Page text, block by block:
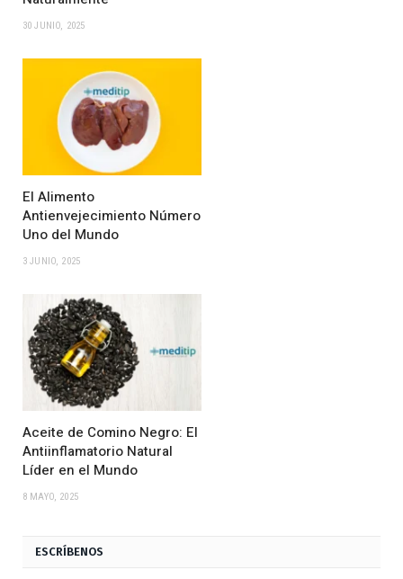
30 JUNIO, 2025
El Alimento
Antienvejecimiento Número
Uno del Mundo
3 JUNIO, 2025
Aceite de Comino Negro: El
Antiinflamatorio Natural
Líder en el Mundo
8 MAYO, 2025
ESCRÍBENOS